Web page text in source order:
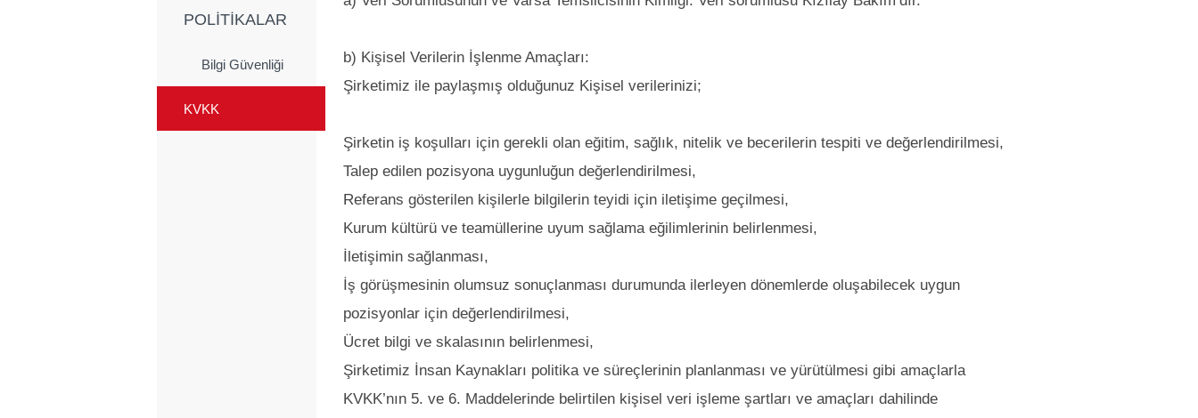
POLİTİKALAR
Bilgi Güvenliği
KVKK
b) Kişisel Verilerin İşlenme Amaçları:
Şirketimiz ile paylaşmış olduğunuz Kişisel verilerinizi;
Şirketiniş koşulları için gerekli olan eğitim, sağlık, nitelik ve becerilerin tespiti ve değerlendirilmesi,
Talep edilen pozisyona uygunluğun değerlendirilmesi,
Referans gösterilen kişilerle bilgilerin teyidi için iletişime geçilmesi,
Kurum kültürü ve teamüllerine uyum sağlama eğilimlerinin belirlenmesi,
İletişimin sağlanması,
İş görüşmesinin olumsuz sonuçlanması durumunda ilerleyen dönemlerde oluşabilecek uygun
pozisyonlar için değerlendirilmesi,
Ücret bilgi ve skalasının belirlenmesi,
Şirketimiz İnsan Kaynakları politika ve süreçlerinin planlanması ve yürütülmesi gibi amaçlarla
KVKK’nın 5. ve 6. Maddelerinde belirtilen kişisel veri işleme şartları ve amaçları dahilinde